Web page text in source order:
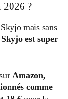
2026 ?
mais sans
Skyjo est super
Amazon,
comme